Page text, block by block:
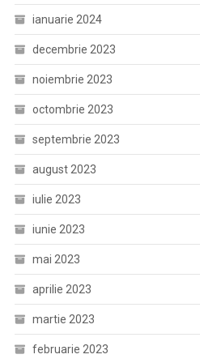
ianuarie 2024
decembrie 2023
noiembrie 2023
octombrie 2023
septembrie 2023
august 2023
iulie 2023
iunie 2023
mai 2023
aprilie 2023
martie 2023
februarie 2023